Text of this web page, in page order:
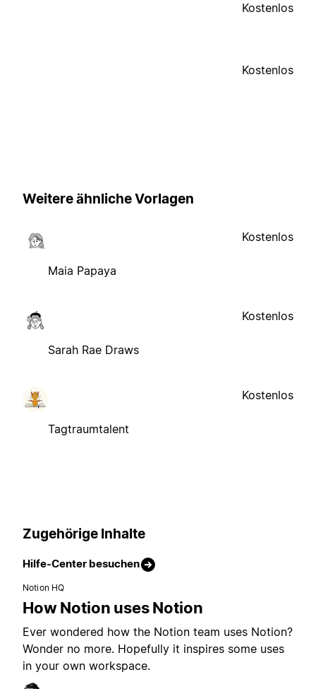
Kostenlos
Kostenlos
Weitere ähnliche Vorlagen
Maia Papaya
Kostenlos
Sarah Rae Draws
Kostenlos
Tagtraumtalent
Kostenlos
Zugehörige Inhalte
Hilfe-Center besuchen
Notion HQ
How Notion uses Notion
Ever wondered how the Notion team uses Notion?
Wonder no more. Hopefully it inspires some uses
in your own workspace.